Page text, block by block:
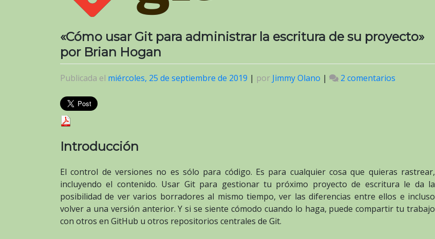
«Cómo usar Git para administrar la escritura de su proyecto»
por Brian Hogan
Publicada el miércoles, 25 de septiembre de 2019 | por Jimmy Olano | 2 comentarios
de
su
proyecto»
por
Introducción
El control de versiones no es sólo para código. Es para cualquier cosa que quieras rastrear,
incluyendo el contenido. Usar Git para gestionar tu próximo proyecto de escritura le da la
posibilidad de ver varios borradores al mismo tiempo, ver las diferencias entre ellos e incluso
volver a una versión anterior. Y si se siente cómodo cuando lo haga, puede compartir tu trabajo
con otros en GitHub u otros repositorios centrales de Git.